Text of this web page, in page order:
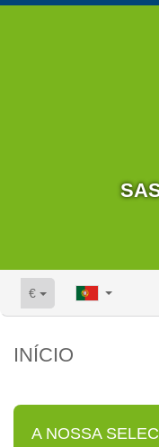
€
INÍCIO
A NOSSA